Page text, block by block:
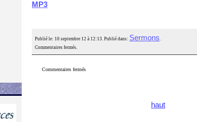
MP3
Publié le: 10 septembre 12 à 12:13. Publié dans: Sermons.
Commentaires fermés.
Commentaires fermés
haut